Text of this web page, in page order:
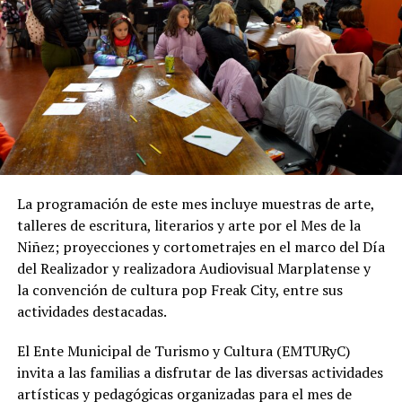
afectados por las excavaciones, así como la reposición
de material granular en las calles intervenidas.
Desde OSSE destacaron que la ampliación del sistema
cloacal representa un aporte importante para la
protección ambiental, ya que permite disminuir la
utilización de pozos absorbentes y contribuye a
preservar las napas de agua subterránea, además de
mejorar las condiciones de higiene y salubridad para los
vecinos.
Tras la apertura de sobres, el expediente continuará su
recorrido administrativo con la intervención de la
Comisión de Estudio de Ofertas y Adjudicación, que
tendrá a su cargo la evaluación de las propuestas
obra.
La programación de este mes incluye muestras de arte,
talleres de escritura, literarios y arte por el Mes de la
Niñez; proyecciones y cortometrajes en el marco del Día
del Realizador y realizadora Audiovisual Marplatense y
la convención de cultura pop Freak City, entre sus
actividades destacadas.
El Ente Municipal de Turismo y Cultura (EMTURyC)
invita a las familias a disfrutar de las diversas actividades
artísticas y pedagógicas organizadas para el mes de